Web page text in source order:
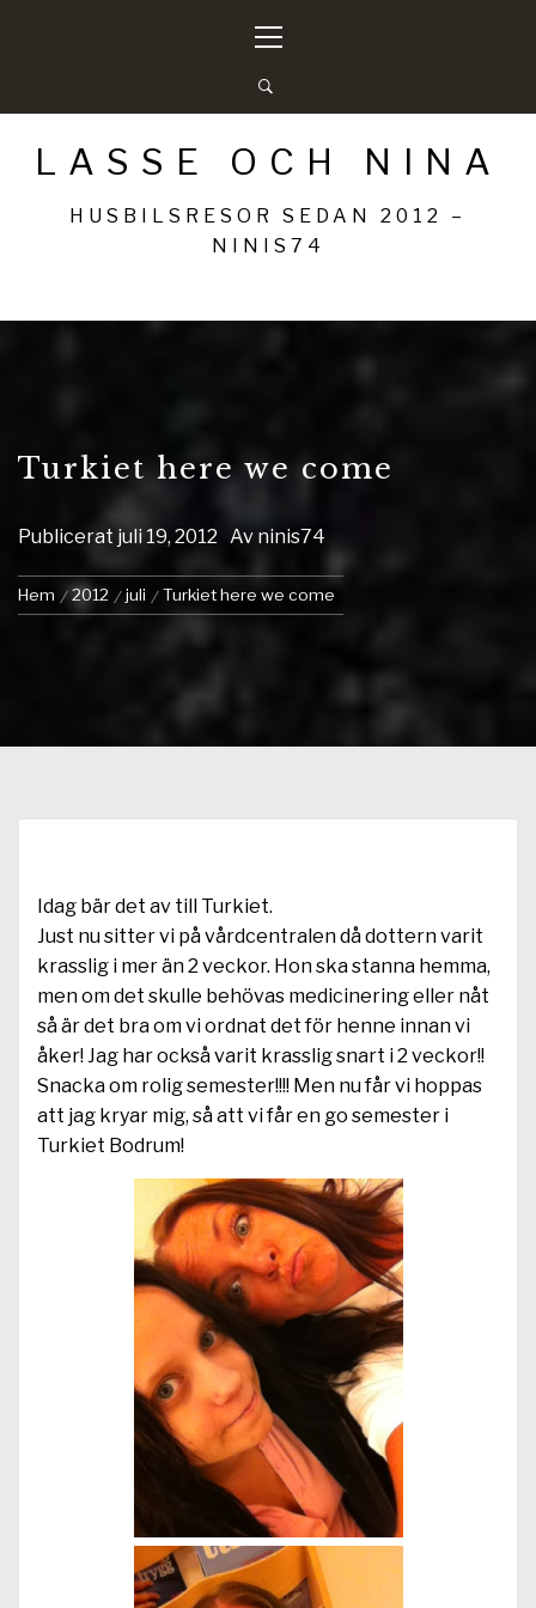
meny
LASSE OCH NINA
HUSBILSRESOR SEDAN 2012 –
NINIS74
Turkiet here we come
Publicerat juli 19, 2012 Av ninis74
Hem 2012 juli Turkiet here we come
Idag bär det av till Turkiet.
Just nu sitter vi på vårdcentralen då dottern varit
krasslig i mer än 2 veckor. Hon ska stanna hemma,
men om det skulle behövas medicinering eller nåt
så är det bra om vi ordnat det för henne innan vi
åker! Jag har också varit krasslig snart i 2 veckor!!
Snacka om rolig semester!!!! Men nu får vi hoppas
att jag kryar mig, så att vi får en go semester i
Turkiet Bodrum!